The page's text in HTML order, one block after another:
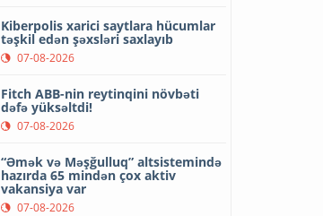
Kiberpolis xarici saytlara hücumlar
təşkil edən şəxsləri saxlayıb
07-08-2026
Fitch ABB-nin reytinqini növbəti
dəfə yüksəltdi!
07-08-2026
“Əmək və Məşğulluq” altsistemində
hazırda 65 mindən çox aktiv
vakansiya var
07-08-2026